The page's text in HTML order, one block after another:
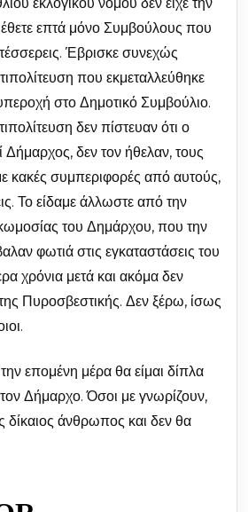
εκλογικού νόμου δεν είχε την
επτά μόνο Συμβούλους που
Έβρισκε συνεχώς
που εκμεταλλεύθηκε
στο Δημοτικό Συμβούλιο.
δεν πίστευαν ότι ο
Δήμαρχος, δεν τον ήθελαν, τους
κακές συμπεριφορές από αυτούς,
Το είδαμε άλλωστε από την
του Δημάρχου, που την
φωτιά στις εγκαταστάσεις του
χρόνια μετά και ακόμα δεν
Πυροσβεστικής. Δεν ξέρω, ίσως
επομένη μέρα θα είμαι δίπλα
Δήμαρχο. Όσοι με γνωρίζουν,
δίκαιος άνθρωπος και δεν θα